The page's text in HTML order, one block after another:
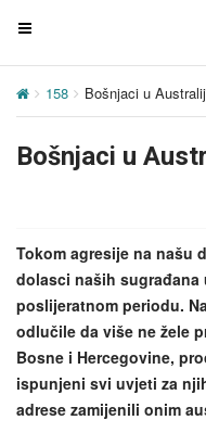
T
g
e
i
g
a
t
i
o
n
158 Bošnjaci u
Bošnjaci u
Tokom agresije na našu
dolasci naših
poslijeratnom periodu.
odlučile da više ne žele
Bosne i Hercegovine,
ispunjeni svi uvjeti za
adrese zamijenili onim